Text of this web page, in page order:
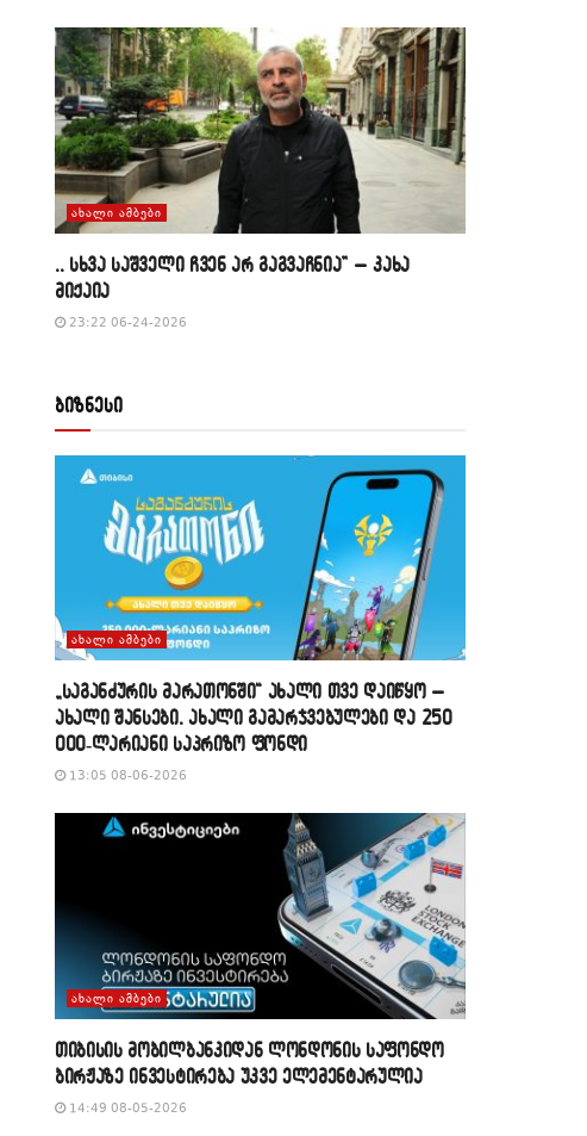
ᲐᲮᲐᲚᲘ ᲐᲛᲑᲔᲑᲘ
,, სხვა საშველი ჩვენ არ გაგვაჩნია” – კახა
მიქაია
23:22 06-24-2026
ბიზნესი
ᲐᲮᲐᲚᲘ ᲐᲛᲑᲔᲑᲘ
„საგანძურის მარათონში“ ახალი თვე დაიწყო –
ახალი შანსები, ახალი გამარჯვებულები და 250
000-ლარიანი საპრიზო ფონდი
13:05 08-06-2026
ᲐᲮᲐᲚᲘ ᲐᲛᲑᲔᲑᲘ
თიბისის მობილბანკიდან ლონდონის საფონდო
ბირჟაზე ინვესტირება უკვე ელემენტარულია
14:49 08-05-2026